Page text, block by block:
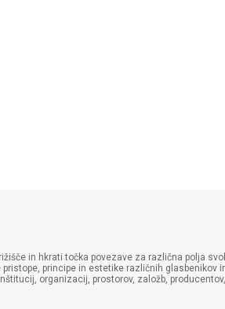
in hkrati točka povezave za različna polja
principe in estetike različnih
organizacij, prostorov, založb,